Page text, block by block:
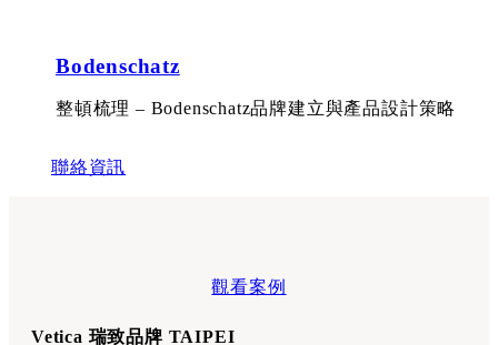
Bodenschatz
整頓梳理 – Bodenschatz品牌建立與產品設計策略
聯絡資訊
觀看案例
Vetica 瑞致品牌 TAIPEI